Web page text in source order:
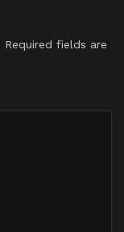
Required fields are